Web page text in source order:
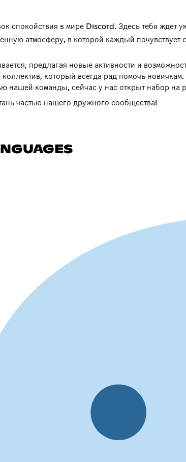
спокойствия в мире Discord. Здесь тебя
атмосферу, в которой каждый почувствует
предлагая новые активности и
который всегда рад помочь новичкам.
нашей команды, сейчас у нас открыт набор на
частью нашего дружного сообщества!